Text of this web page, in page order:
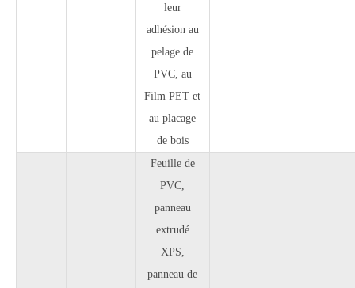
leur
adhésion au
pelage de
PVC, au
Film PET et
au placage
de bois
Feuille de
PVC,
panneau
extrudé
XPS,
panneau de